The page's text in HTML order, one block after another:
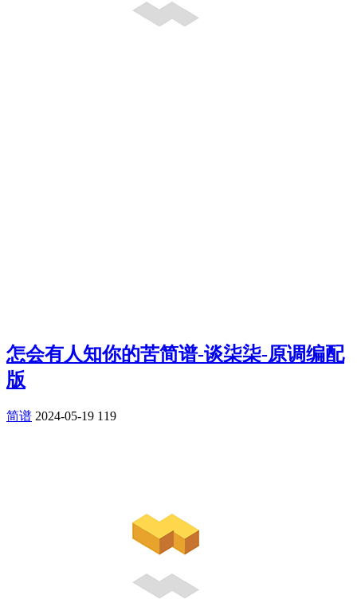
怎会有人知你的苦简谱-谈柒柒-原调编配
版
简谱 2024-05-19 119